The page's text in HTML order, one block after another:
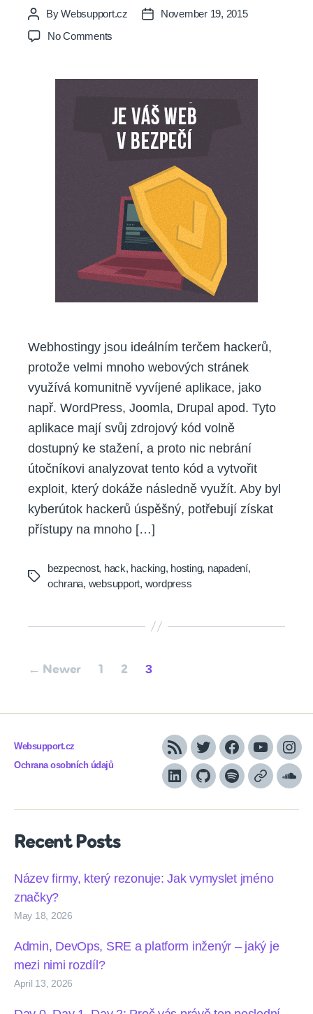
Post
author
ByWebsupport.cz
PostNovember 19, 2015
No Comments
web
bezpečí?
Webhostingy jsou ideálním terčem hackerů,
protože velmi mnoho webových stránek
využívá komunitně vyvíjené aplikace, jako
např. WordPress, Joomla, Drupal apod. Tyto
aplikace mají svůj zdrojový kód volně
dostupný ke stažení, a proto nic nebrání
útočníkovi analyzovat tento kód a vytvořit
exploit, který dokáže následně využít. Aby byl
kyberútok hackerů úspěšný, potřebují získat
přístupy na mnoho […]
Tags
bezpecnost, hack, hacking, hosting, napadení,
ochrana, websupport, wordpress
Posts
← Newer 1 2 3
Websupport.cz
Ochrana osobních údajů
RSS TwitterFacebook
YouTube
LinkedInGithubSpotifyApple
Recent Posts
Název firmy, který rezonuje: Jak vymyslet jméno
značky?
May 18, 2026
Admin, DevOps, SRE a platform inženýr – jaký je
mezi nimi rozdíl?
April 13, 2026